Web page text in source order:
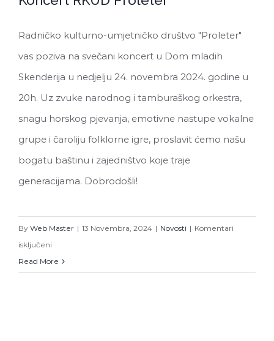
Radničko kulturno-umjetničko društvo "Proleter"
vas poziva na svečani koncert u Dom mladih
Skenderija u nedjelju 24. novembra 2024. godine u
20h. Uz zvuke narodnog i tamburaškog orkestra,
snagu horskog pjevanja, emotivne nastupe vokalne
grupe i čaroliju folklorne igre, proslavit ćemo našu
bogatu baštinu i zajedništvo koje traje
generacijama. Dobrodošli!
By Web Master | 13 Novembra, 2024 | Novosti | Komentari
isključeni
Koncert
Read More